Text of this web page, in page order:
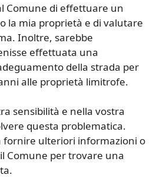
Comune di effettuare un
la mia proprietà e di valutare
Inoltre, sarebbe
effettuata una
della strada per
alle proprietà limitrofe.
sensibilità e nella vostra
questa problematica.
fornire ulteriori informazioni o
Comune per trovare una